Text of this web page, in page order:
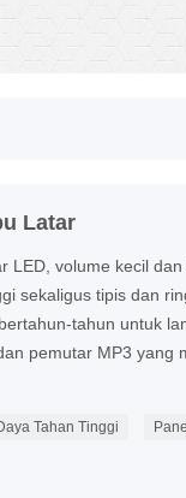
Latar
LED, volume kecil
sekaligus tipis dan
tahun untuk
pemutar MP3 yang
Tahan Tinggi